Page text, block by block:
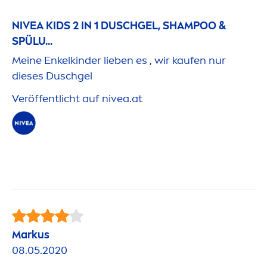
NIVEA KIDS 2 IN 1 DUSCHGEL, SHAMPOO &
SPÜLU...
Meine Enkelkinder lieben es , wir kaufen nur
dieses Duschgel
Veröffentlicht auf nivea.at
Markus
08.05.2020